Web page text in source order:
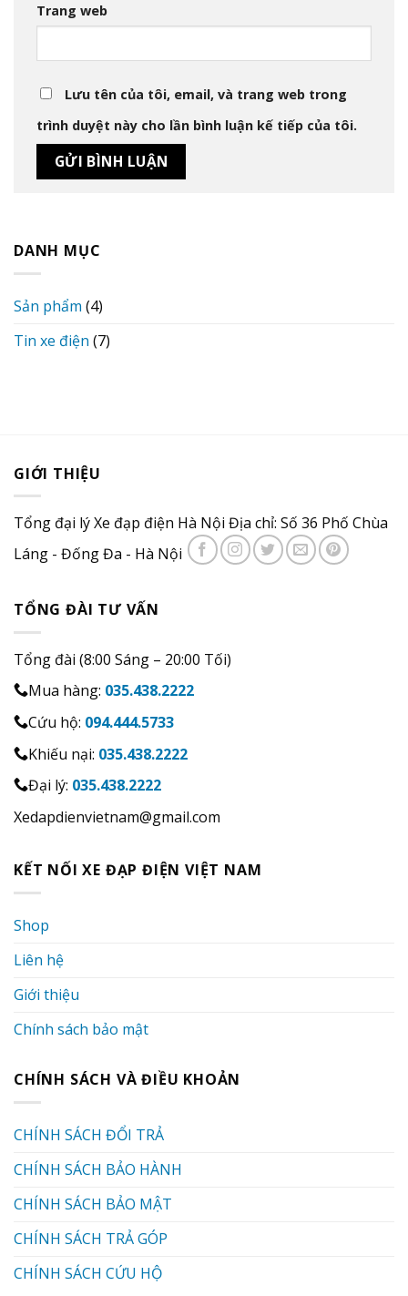
Trang web
Lưu tên của tôi, email, và trang web trong
trình duyệt này cho lần bình luận kế tiếp của tôi.
DANH MỤC
Sản phẩm (4)
Tin xe điện (7)
GIỚI THIỆU
Tổng đại lý Xe đạp điện Hà Nội Địa chỉ: Số 36 Phố Chùa
Láng - Đống Đa - Hà Nội
TỔNG ĐÀI TƯ VẤN
Tổng đài (8:00 Sáng – 20:00 Tối)
Mua hàng: 035.438.2222
Cứu hộ: 094.444.5733
Khiếu nại: 035.438.2222
Đại lý: 035.438.2222
Xedapdienvietnam@gmail.com
KẾT NỐI XE ĐẠP ĐIỆN VIỆT NAM
Shop
Liên hệ
Giới thiệu
Chính sách bảo mật
CHÍNH SÁCH VÀ ĐIỀU KHOẢN
CHÍNH SÁCH ĐỔI TRẢ
CHÍNH SÁCH BẢO HÀNH
CHÍNH SÁCH BẢO MẬT
CHÍNH SÁCH TRẢ GÓP
CHÍNH SÁCH CỨU HỘ